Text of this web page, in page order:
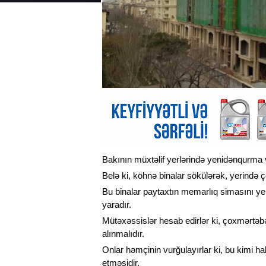
Bakının müxtəlif yerlərində yenidənqurma
Belə ki, köhnə binalar sökülərək, yerində
Bu binalar paytaxtın memarlıq simasını
yaradır.
Mütəxəssislər hesab edirlər ki,
alınmalıdır.
Onlar həmçinin vurğulayırlar ki, bu kimi
etməsidir.